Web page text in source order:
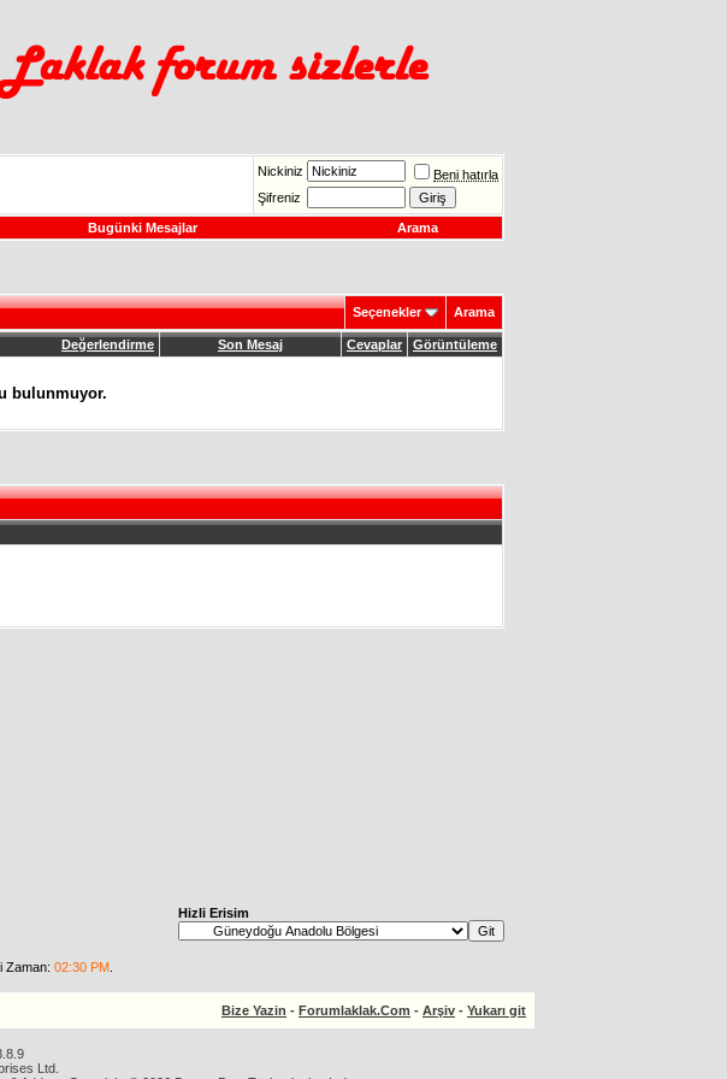
Nickiniz
Beni hatırla
Şifreniz
Bugünki Mesajlar Arama
Seçenekler Arama
Değerlendirme Son Mesaj Cevaplar Görüntüleme
bulunmuyor.
Hizli Erisim
Zaman: 02:30 PM.
Bize Yazin - Forumlaklak.Com - Arşiv - Yukarı git
Ltd.